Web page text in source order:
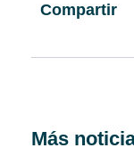
Compartir
Más